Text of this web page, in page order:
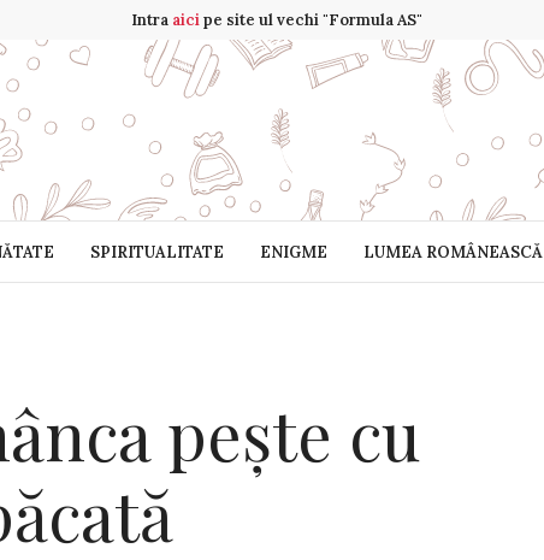
Intra aicipe site ul vechi "Formula AS"
SPIRITUALITATE ENIGME LUMEA ROMÂNEASCĂ
pește cu